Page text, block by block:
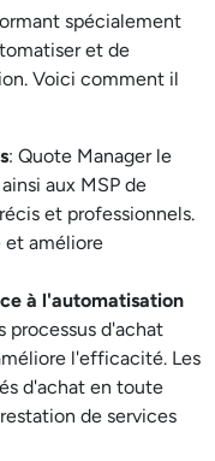
spécialement
et de
Voici comment il
: Quote Manager le
aux MSP de
et professionnels.
et améliore
à l'automatisation
processus d'achat
l'efficacité. Les
d'achat en toute
de services